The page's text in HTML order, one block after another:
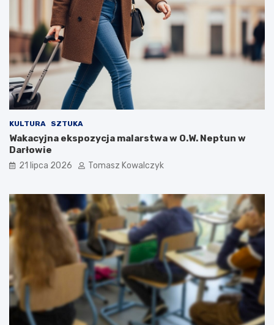
KULTURA SZTUKA
Wakacyjna ekspozycja malarstwa w O.W. Neptun w
Darłowie
21 lipca 2026 Tomasz Kowalczyk